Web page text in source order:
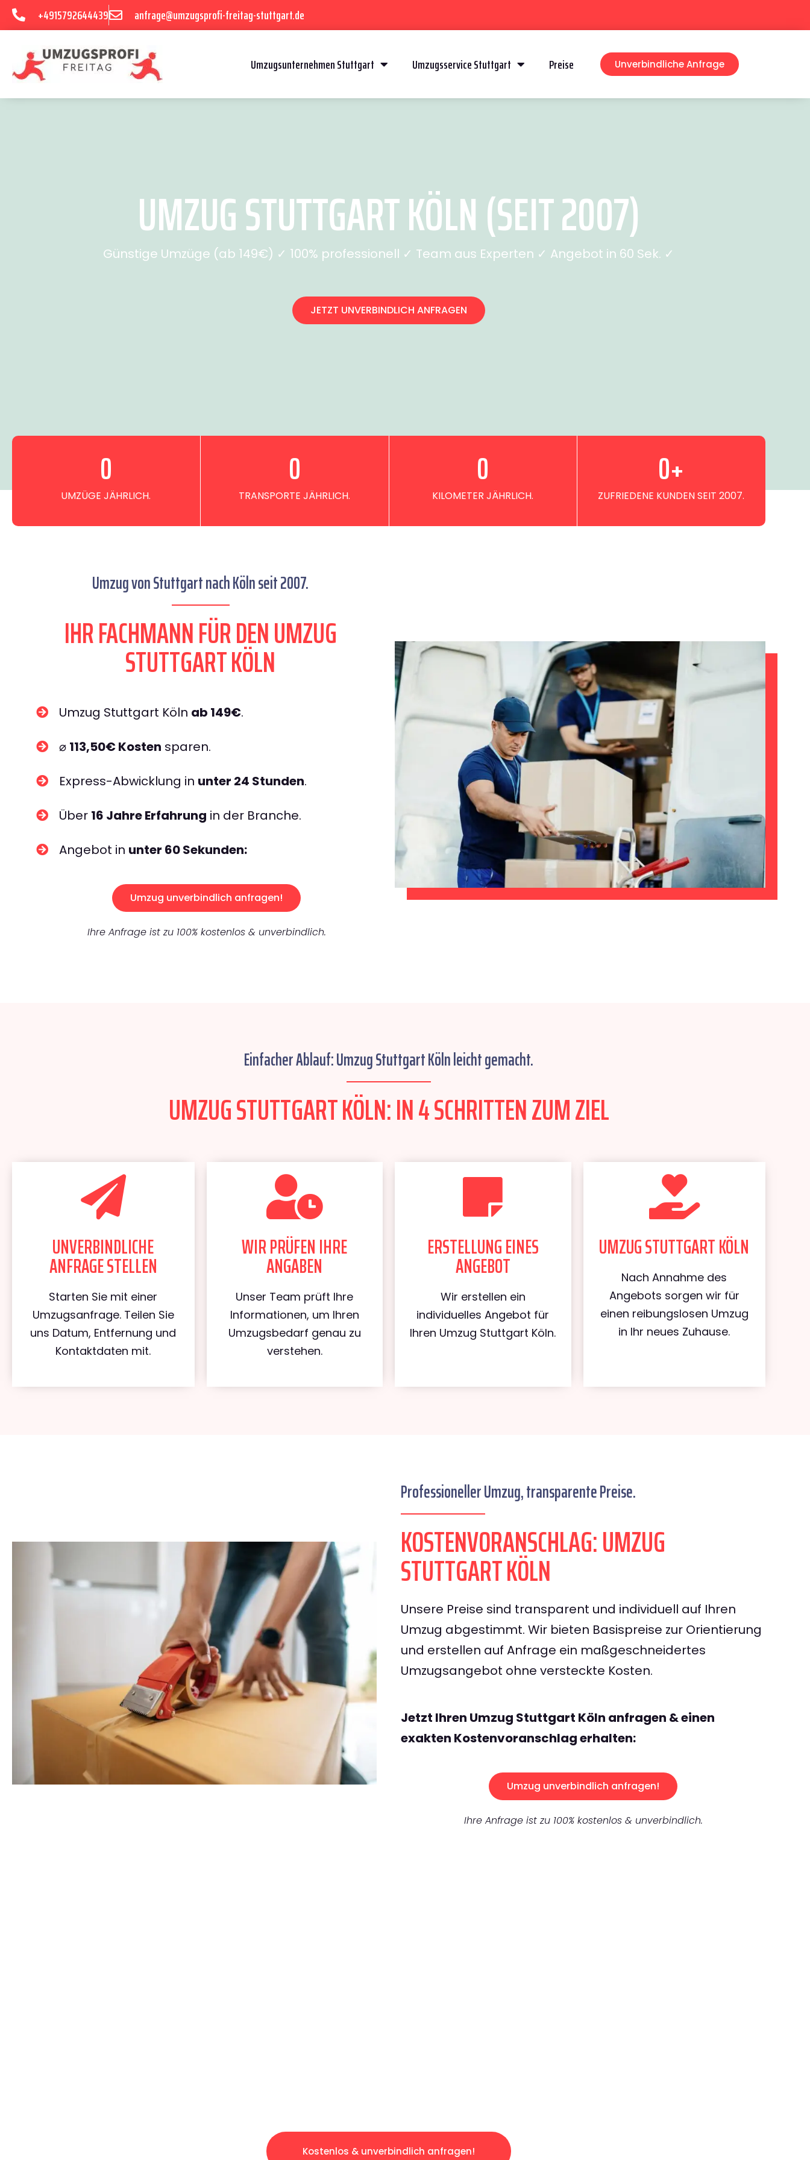
+4915792644439 anfrage@umzugsprofi-freitag-stuttgart.de
Umzugsunternehmen Stuttgart Umzugsservice Stuttgart Preise Unverbindliche Anfrage
UMZUG STUTTGART KÖLN (SEIT 2007)
Günstige Umzüge (ab 149€) ✓ 100% professionell ✓ Team aus Experten ✓ Angebot in 60 Sek. ✓
JETZT UNVERBINDLICH ANFRAGEN
UMZÜGE JÄHRLICH.
0
TRANSPORTE JÄHRLICH.
0
KILOMETER JÄHRLICH.
0
ZUFRIEDENE KUNDEN SEIT 2007.
0+
Umzug von Stuttgart nach Köln seit 2007.
IHR FACHMANN FÜR DEN UMZUG
STUTTGART KÖLN
Umzug Stuttgart Köln ab 149€.
⌀ 113,50€ Kosten sparen.
Express-Abwicklung in unter 24 Stunden.
Über 16 Jahre Erfahrung in der Branche.
Angebot in unter 60 Sekunden:
Umzug unverbindlich anfragen!
Ihre Anfrage ist zu 100% kostenlos & unverbindlich.
Einfacher Ablauf: Umzug Stuttgart Köln leicht gemacht.
UMZUG STUTTGART KÖLN: IN 4 SCHRITTEN ZUM ZIEL
UNVERBINDLICHE
ANFRAGE STELLEN
Starten Sie mit einer
Umzugsanfrage. Teilen Sie
uns Datum, Entfernung und
Kontaktdaten mit.
WIR PRÜFEN IHRE
ANGABEN
Unser Team prüft Ihre
Informationen, um Ihren
Umzugsbedarf genau zu
verstehen.
ERSTELLUNG EINES
ANGEBOT
Wir erstellen ein
individuelles Angebot für
Ihren Umzug Stuttgart Köln.
UMZUG STUTTGART KÖLN
Nach Annahme des
Angebots sorgen wir für
einen reibungslosen Umzug
in Ihr neues Zuhause.
Professioneller Umzug, transparente Preise.
KOSTENVORANSCHLAG: UMZUG
STUTTGART KÖLN
Unsere Preise sind transparent und individuell auf Ihren
Umzug abgestimmt. Wir bieten Basispreise zur Orientierung
und erstellen auf Anfrage ein maßgeschneidertes
Umzugsangebot ohne versteckte Kosten.
Jetzt Ihren Umzug Stuttgart Köln anfragen & einen
exakten Kostenvoranschlag erhalten:
Umzug unverbindlich anfragen!
Ihre Anfrage ist zu 100% kostenlos & unverbindlich.
Kostenlos & unverbindlich anfragen!